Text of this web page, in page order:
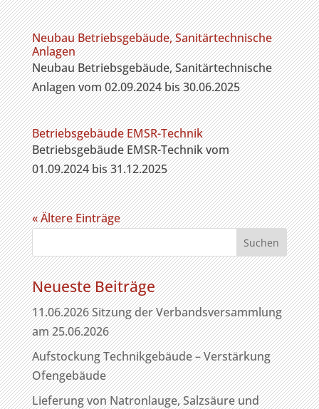
Neubau Betriebsgebäude, Sanitärtechnische
Anlagen
Neubau Betriebsgebäude, Sanitärtechnische
Anlagen vom 02.09.2024 bis 30.06.2025
Betriebsgebäude EMSR-Technik
Betriebsgebäude EMSR-Technik vom
01.09.2024 bis 31.12.2025
« Ältere Einträge
Neueste Beiträge
11.06.2026 Sitzung der Verbandsversammlung
am 25.06.2026
Aufstockung Technikgebäude – Verstärkung
Ofengebäude
Lieferung von Natronlauge, Salzsäure und